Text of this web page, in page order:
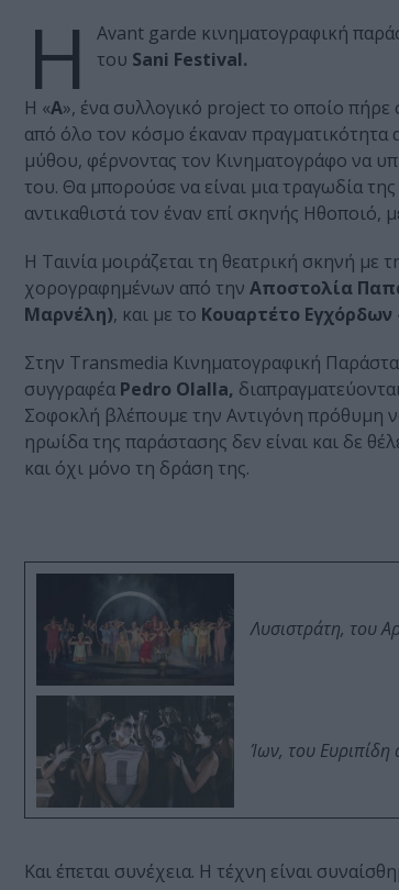
Η Αvant garde κινηματογραφική
του Sani Festival.
Η «A», ένα συλλογικό project το οποίο
από όλο τον κόσμο έκαναν πραγματικότητα
μύθου, φέρνοντας τον Κινηματογράφο να
του. Θα μπορούσε να είναι μια τραγωδία
αντικαθιστά τον έναν επί σκηνής Ηθοποιό,
Η Ταινία μοιράζεται τη θεατρική σκηνή με
χορογραφημένων από την Αποστολία
Μαρνέλη), και με το Κουαρτέτο
Στην Transmedia Κινηματογραφική
συγγραφέα Pedro Olalla,
Σοφοκλή βλέπουμε την Αντιγόνη πρόθυμη
ηρωίδα της παράστασης δεν είναι και δε
και όχι μόνο τη δράση της.
Λυσιστράτη, του
Ίων, του
Και έπεται συνέχεια. H τέχνη είναι